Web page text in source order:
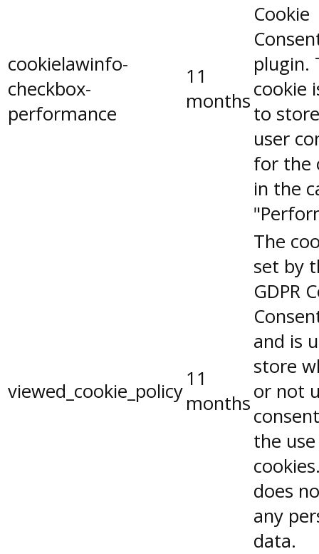
cookielawinfo-
checkbox-
performance
11
months
Cookie
plugin.
cookie
to
user
for the
in the
viewed_cookie_policy
11
months
The
set by
GDPR
and is
store
or not
the
does
any
data.